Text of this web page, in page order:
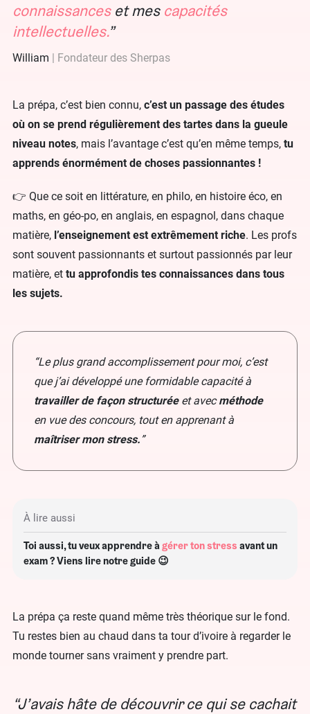
connaissanceset mes capacités
intellectuelles.
William Fondateur des Sherpas
La prépa, c’est bien connu, c’est un passage des études
où on se prend régulièrement des tartes dans la gueule
niveau notes, mais l’avantage c’est qu’en même temps, tu
apprends énormément de choses passionnantes !
👉 Que ce soit en littérature, en philo, en histoire éco, en
maths, en géo-po, en anglais, en espagnol, dans chaque
matière, l’enseignement est extrêmement riche. Les profs
sont souvent passionnants et surtout passionnés par leur
matière, et tu approfondis tes connaissances dans tous
les sujets.
“Le plus grand accomplissement pour moi, c’est
que j’ai développé une formidable capacité à
travailler de façon structurée et avecméthode
en vue des concours, tout en apprenant à
maîtriser mon stress.”
À lire aussi
Toi aussi, tu veux apprendre àgérer ton stress avant un
exam ? Viens lire notre guide 😉
La prépa ça reste quand même très théorique sur le fond.
Tu restes bien au chaud dans ta tour d’ivoire à regarder le
monde tourner sans vraiment y prendre part.
J’avais hâte de découvrir ce qui se cachait